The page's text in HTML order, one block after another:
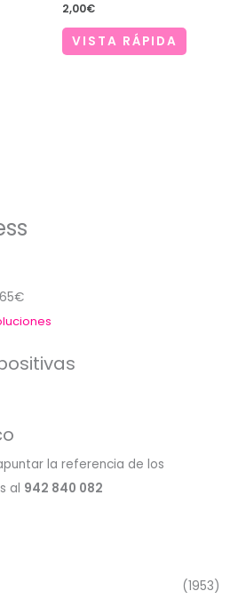
2,00€
VISTA RÁPIDA
la referencia de los
al 942 840 082
(1953)